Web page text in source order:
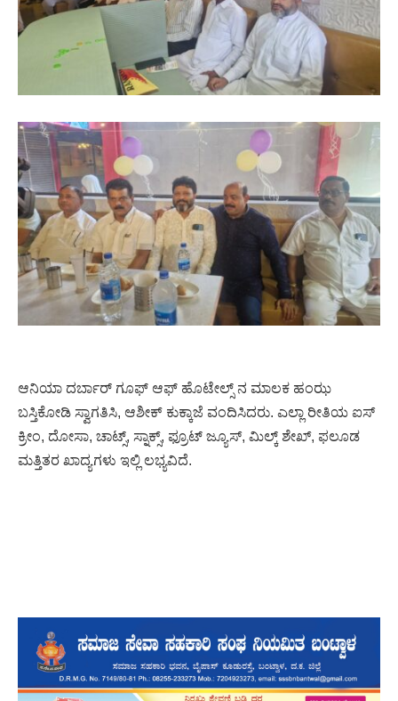
ಆನಿಯಾ ದರ್ಬಾರ್ ಗೂಫ್ ಆಫ್ ಹೊಟೇಲ್ಸ್ ನ ಮಾಲಕ ಹಂಝ
ಬಸ್ತಿಕೋಡಿ ಸ್ವಾಗತಿಸಿ, ಆಶೀಕ್ ಕುಕ್ಕಾಜೆ ವಂದಿಸಿದರು. ಎಲ್ಲಾ ರೀತಿಯ ಐಸ್
ಕ್ರೀಂ, ದೋಸಾ, ಚಾಟ್ಸ್, ಸ್ನಾಕ್ಸ್, ಫ್ರೂಟ್ ಜ್ಯೂಸ್, ಮಿಲ್ಕ್ ಶೇಖ್, ಫಲೂಡ
ಮತ್ತಿತರ ಖಾದ್ಯಗಳು ಇಲ್ಲಿ ಲಭ್ಯವಿದೆ.